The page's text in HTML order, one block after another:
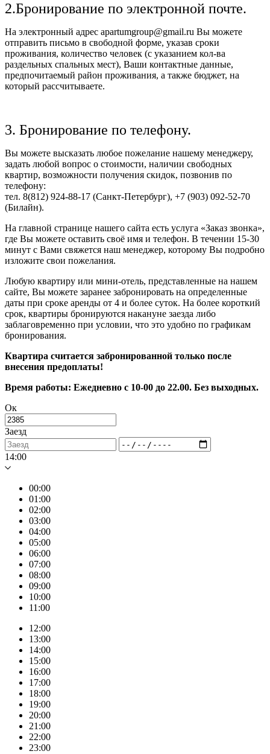
2.Бронирование по электронной почте.
На электронный адрес apartumgroup@gmail.ru Вы можете
отправить письмо в свободной форме, указав сроки
проживания, количество человек (с указанием кол-ва
раздельных спальных мест), Ваши контактные данные,
предпочитаемый район проживания, а также бюджет, на
который рассчитываете.
3. Бронирование по телефону.
Вы можете высказать любое пожелание нашему менеджеру,
задать любой вопрос о стоимости, наличии свободных
квартир, возможности получения скидок, позвонив по
телефону:
тел. 8(812) 924-88-17 (Санкт-Петербург), +7 (903) 092-52-70
(Билайн).
На главной странице нашего сайта есть услуга «Заказ звонка»,
где Вы можете оставить своё имя и телефон. В течении 15-30
минут с Вами свяжется наш менеджер, которому Вы подробно
изложите свои пожелания.
Любую квартиру или мини-отель, представленные на нашем
сайте, Вы можете заранее забронировать на определенные
даты при сроке аренды от 4 и более суток. На более короткий
срок, квартиры бронируются накануне заезда либо
заблаговременно при условии, что это удобно по графикам
бронирования.
Квартира считается забронированной только после
внесения предоплаты!
Время работы: Ежедневно с 10-00 до 22.00. Без выходных.
Ок
Заезд
14:00
00:00
01:00
02:00
03:00
04:00
05:00
06:00
07:00
08:00
09:00
10:00
11:00
12:00
13:00
14:00
15:00
16:00
17:00
18:00
19:00
20:00
21:00
22:00
23:00